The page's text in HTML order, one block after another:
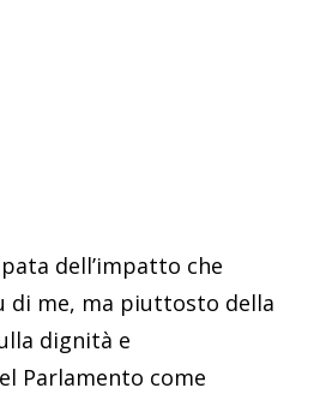
dell’impatto che
di me, ma piuttosto della
dignità e
Parlamento come